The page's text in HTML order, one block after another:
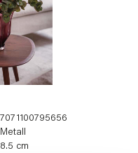
7071100795656
Metall
8.5 cm